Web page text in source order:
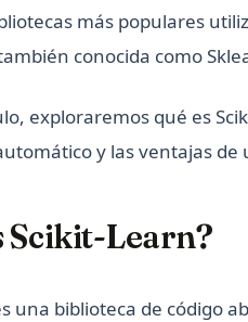
más populares
conocida como
exploraremos qué es
y las ventajas de
Scikit-Learn?
una biblioteca de código